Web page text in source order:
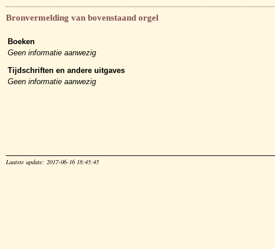
Bronvermelding van bovenstaand orgel
Boeken
Geen informatie aanwezig
Tijdschriften en andere uitgaves
Geen informatie aanwezig
Laatste update: 2017-06-16 18:45:45